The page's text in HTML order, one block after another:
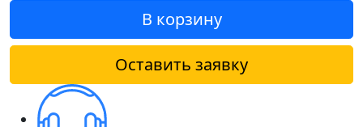
В корзину
Оставить заявку